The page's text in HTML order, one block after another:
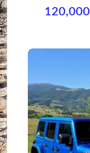
120,000